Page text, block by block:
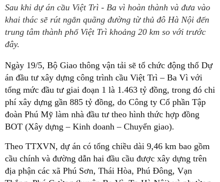
Sau khi dự án cầu Việt Trì - Ba vì hoàn thành và đưa vào
khai thác sẽ rút ngắn quãng đường từ thủ đô Hà Nội đến
trung tâm thành phố Việt Trì khoảng 20 km so với trước
đây.
Ngày 19/5, Bộ Giao thông vận tải sẽ tổ chức động thổ Dự
án đầu tư xây dựng công trình cầu Việt Trì – Ba Vì với
tổng mức đầu tư giai đoạn 1 là 1.463 tỷ đồng, trong đó chi
phí xây dựng gần 885 tỷ đồng, do Công ty Cổ phần Tập
đoàn Phú Mỹ làm nhà đầu tư theo hình thức hợp đồng
BOT (Xây dựng – Kinh doanh – Chuyển giao).
Theo TTXVN, dự án có tổng chiều dài 9,46 km bao gồm
cầu chính và đường dẫn hai đầu cầu được xây dựng trên
địa phận các xã Phú Sơn, Thái Hòa, Phú Đông, Vạn